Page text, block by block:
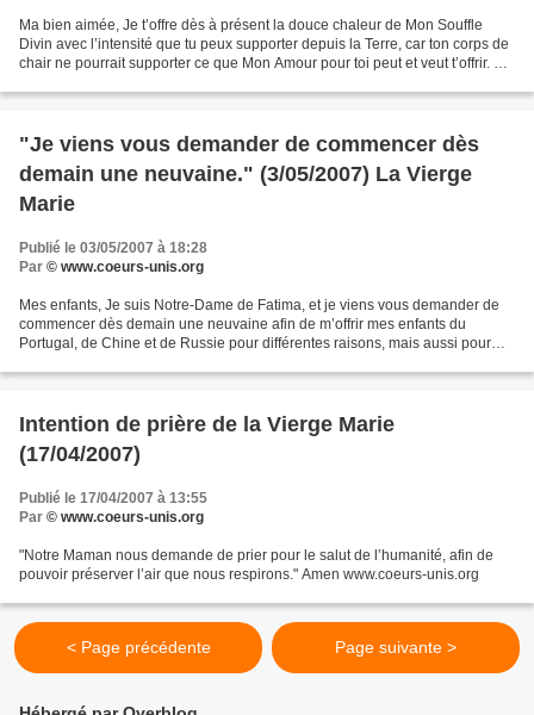
Ma bien aimée, Je t’offre dès à présent la douce chaleur de Mon Souffle
Divin avec l’intensité que tu peux supporter depuis la Terre, car ton corps de
chair ne pourrait supporter ce que Mon Amour pour toi peut et veut t’offrir. Ma
"Je viens vous demander de commencer dès
demain une neuvaine." (3/05/2007) La Vierge
Marie
Publié le 03/05/2007 à 18:28
Par © www.coeurs-unis.org
Mes enfants, Je suis Notre-Dame de Fatima, et je viens vous demander de
commencer dès demain une neuvaine afin de m’offrir mes enfants du
Portugal, de Chine et de Russie pour différentes raisons, mais aussi pour
Intention de prière de la Vierge Marie
(17/04/2007)
Publié le 17/04/2007 à 13:55
Par © www.coeurs-unis.org
"Notre Maman nous demande de prier pour le salut de l’humanité, afin de
pouvoir préserver l’air que nous respirons." Amen www.coeurs-unis.org
< Page précédente Page suivante >